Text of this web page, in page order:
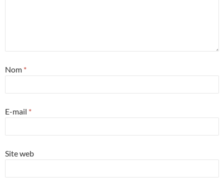
Nom *
E-mail *
Site web